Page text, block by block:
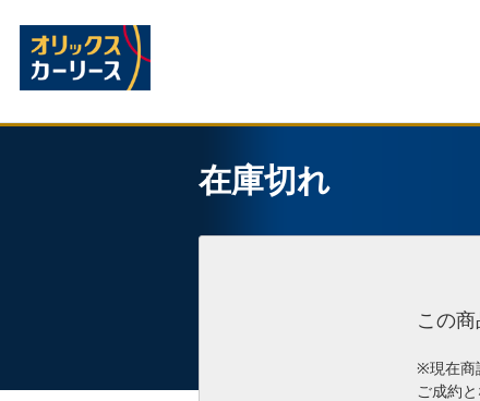
在庫切れ
この
※現在商
ご成約